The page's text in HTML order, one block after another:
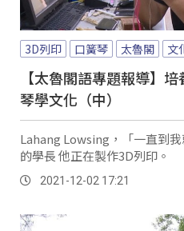
3D列印 口簧琴 太魯閣 文
【太魯閣語專題報導】
琴學文化（中）
Lahang Lowsing，「一直到
的學長 他正在製作3D列印。
2021-12-02 17:21